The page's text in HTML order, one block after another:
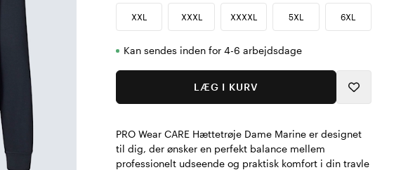
XXL XXXL XXXXL 5XL 6XL
Kan sendes inden for 4-6 arbejdsdage
LÆG I KURV
PRO Wear CARE Hættetrøje Dame Marine er designet
til dig, der ønsker en perfekt balance mellem
professionelt udseende og praktisk komfort i din travle